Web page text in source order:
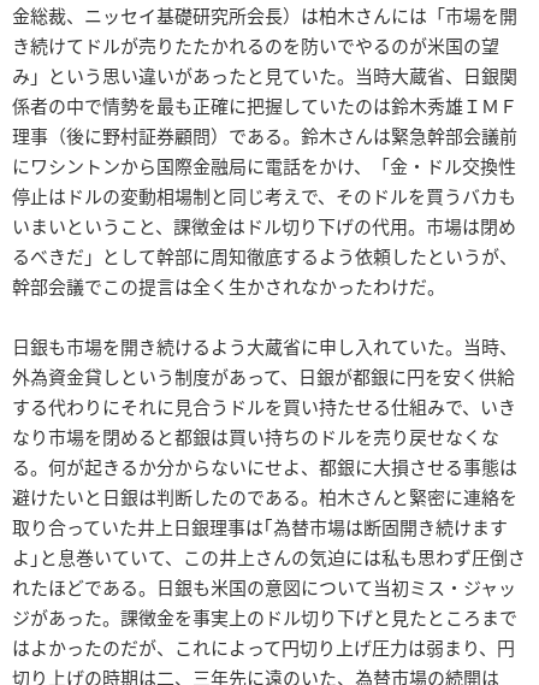
金総裁、ニッセイ基礎研究所会長）は柏木さんには「市場を開
き続けてドルが売りたたかれるのを防いでやるのが米国の望
み」という思い違いがあったと見ていた。当時大蔵省、日銀関
係者の中で情勢を最も正確に把握していたのは鈴木秀雄ＩＭＦ
理事（後に野村証券顧問）である。鈴木さんは緊急幹部会議前
にワシントンから国際金融局に電話をかけ、「金・ドル交換性
停止はドルの変動相場制と同じ考えで、そのドルを買うバカも
いまいということ、課徴金はドル切り下げの代用。市場は閉め
るべきだ」として幹部に周知徹底するよう依頼したというが、
幹部会議でこの提言は全く生かされなかったわけだ。
日銀も市場を開き続けるよう大蔵省に申し入れていた。当時、
外為資金貸しという制度があって、日銀が都銀に円を安く供給
する代わりにそれに見合うドルを買い持たせる仕組みで、いき
なり市場を閉めると都銀は買い持ちのドルを売り戻せなくな
る。何が起きるか分からないにせよ、都銀に大損させる事態は
避けたいと日銀は判断したのである。柏木さんと緊密に連絡を
取り合っていた井上日銀理事は｢為替市場は断固開き続けます
よ｣と息巻いていて、この井上さんの気迫には私も思わず圧倒さ
れたほどである。日銀も米国の意図について当初ミス・ジャッ
ジがあった。課徴金を事実上のドル切り下げと見たところまで
はよかったのだが、これによって円切り上げ圧力は弱まり、円
切り上げの時期は二、三年先に遠のいた、為替市場の続開は